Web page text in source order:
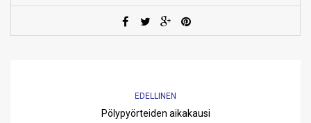
EDELLINEN
Pölypyörteiden aikakausi